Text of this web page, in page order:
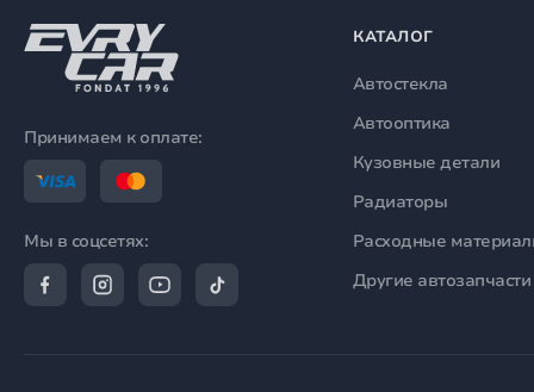
Принимаем к оплате:
Мы в соцсетях:
КАТАЛОГ
Автостекла
Автооптика
Кузовные детали
Радиаторы
Расходные
Другие автозапчасти